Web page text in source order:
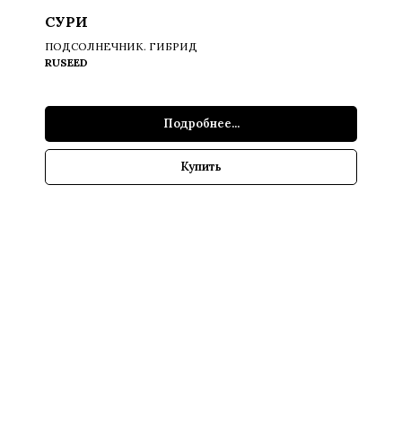
СУРИ
ПОДСОЛНЕЧНИК. ГИБРИД
RUSEED
Подробнее...
Купить